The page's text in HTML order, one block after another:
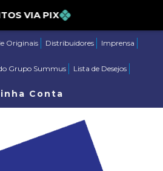
VIA PIX
Originais Distribuidores Imprensa
Grupo Summus Lista de Desejos
Conta